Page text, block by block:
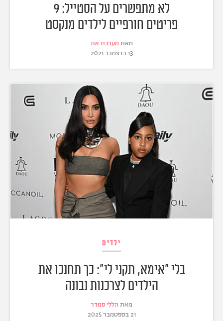
לא מתפשרים על הסטייל: 9
פריטים חורפיים לילדים מנקסט
מאת מערכת את
13 בדצמבר 2021
ילדים
בלי "אימא, תקני לי": כך תחנכו את
הילדים לצרכנות נבונה
מאת הללי סמדר
21 בספטמבר 2025